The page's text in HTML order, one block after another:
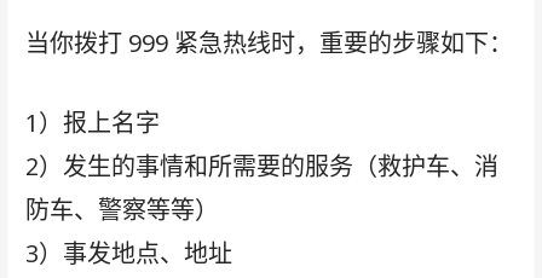
当你拨打 999 紧急热线时，重要的步骤如下：
1）报上名字
2）发生的事情和所需要的服务（救护车、消
防车、警察等等）
3）事发地点、地址